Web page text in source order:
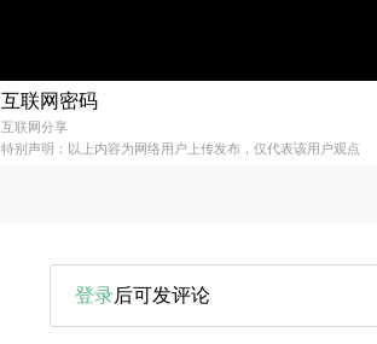
互联网密码
互联网分享
特别声明：以上内容为网络用户上传发布，仅代表该用户观点
登录后可发评论